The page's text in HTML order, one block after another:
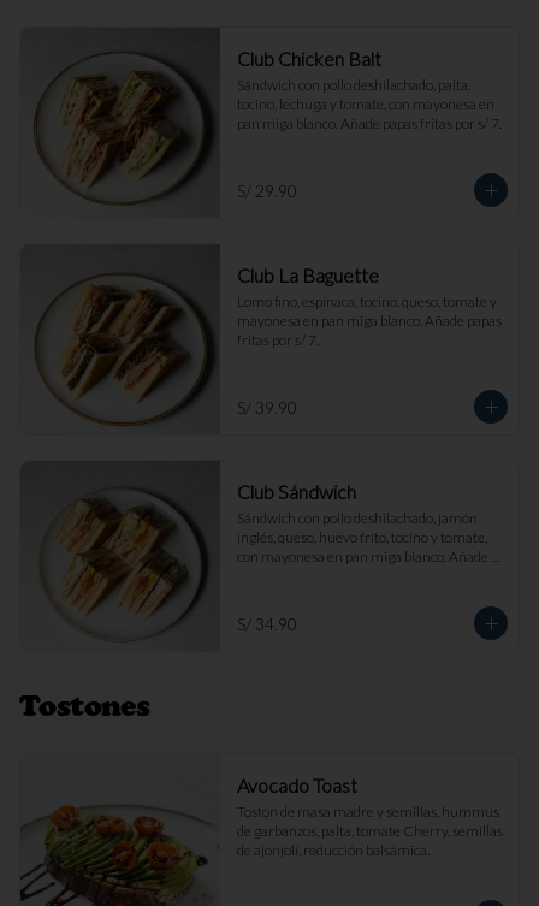
Club Chicken Balt
Sándwich con pollo deshilachado, palta,
tocino, lechuga y tomate, con mayonesa en
pan miga blanco. Añade papas fritas por s/ 7.
S/ 29.90
Club La Baguette
Lomo fino, espinaca, tocino, queso, tomate y
mayonesa en pan miga blanco. Añade papas
fritas por s/ 7.
S/ 39.90
Club Sándwich
Sándwich con pollo deshilachado, jamón
inglés, queso, huevo frito, tocino y tomate,
con mayonesa en pan miga blanco. Añade
S/ 34.90
Tostones
Avocado Toast
Tostón de masa madre y semillas, hummus
de garbanzos, palta, tomate Cherry, semillas
de ajonjolí, reducción balsámica.